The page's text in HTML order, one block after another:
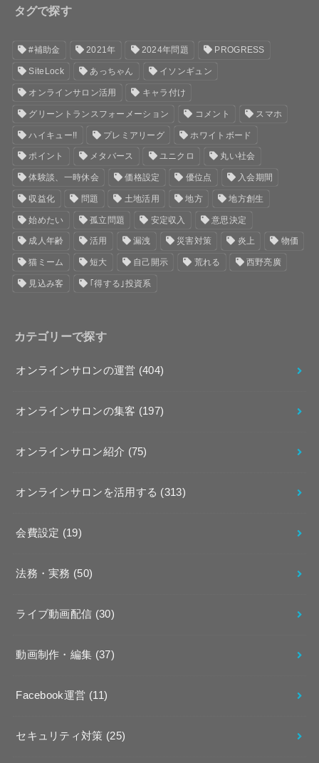
タグで探す
#補助金 2021年 2024年問題 PROGRESS
SiteLock あっちゃん イソンギュン
オンラインサロン活用 キャラ付け
グリーントランスフォーメーション コメント スマホ
ハイキュー!! プレミアリーグ ホワイトボード
ポイント メタバース ユニクロ 丸い社会
体験談、一時休会 価格設定 優位点 入会期間
収益化 問題 土地活用 地方 地方創生
始めたい 孤立問題 安定収入 意思決定
成人年齢 活用 漏洩 災害対策 炎上 物価
猫ミーム 短大 自己開示 荒れる 西野亮廣
見込み客 ｢得する｣投資系
カテゴリーで探す
オンラインサロンの運営 (404)
オンラインサロンの集客 (197)
オンラインサロン紹介 (75)
オンラインサロンを活用する (313)
会費設定 (19)
法務・実務 (50)
ライブ動画配信 (30)
動画制作・編集 (37)
Facebook運営 (11)
セキュリティ対策 (25)